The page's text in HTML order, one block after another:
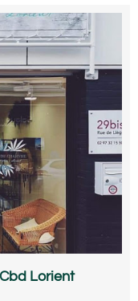
Lorient